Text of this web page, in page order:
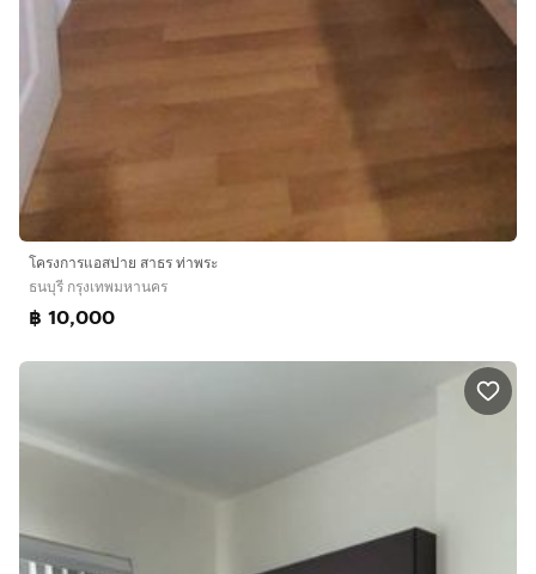
โครงการแอสปาย สาธร ท่าพระ
ธนบุรี กรุงเทพมหานคร
฿ 10,000